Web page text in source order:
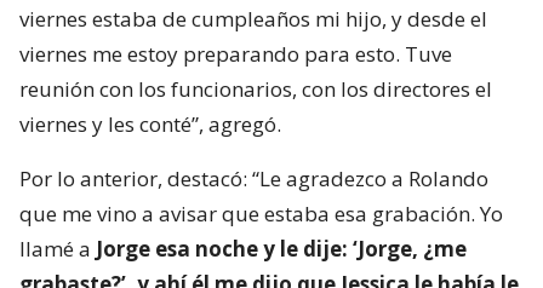
viernes estaba de cumpleaños mi hijo, y desde el
viernes me estoy preparando para esto. Tuve
reunión con los funcionarios, con los directores el
viernes y les conté”, agregó.
Por lo anterior, destacó: “Le agradezco a Rolando
que me vino a avisar que estaba esa grabación. Yo
llamé a Jorge esa noche y le dije: ‘Jorge, ¿me